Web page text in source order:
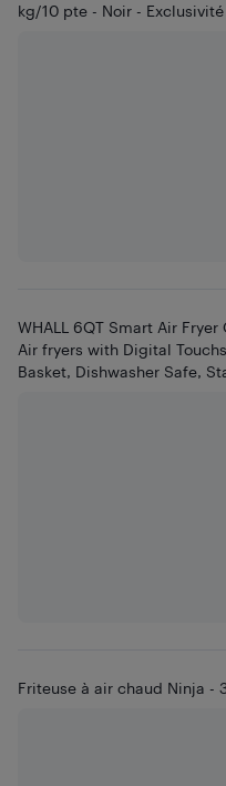
kg/10 pte - Noir -
WHALL 6QT Smart Air Fryer
Air fryers with Digital
Basket, Dishwasher Safe,
Friteuse à air chaud Ninja -